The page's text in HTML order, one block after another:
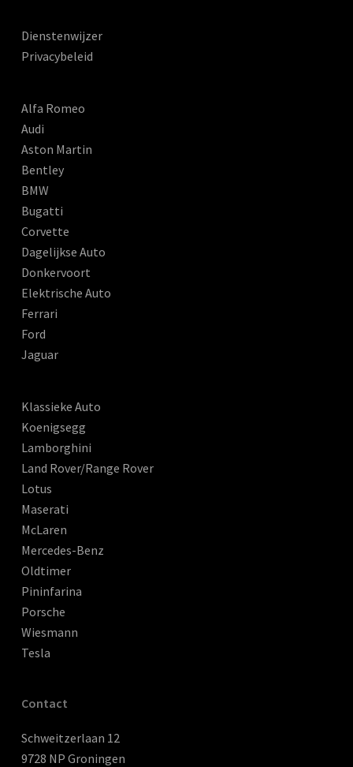
Dienstenwijzer
Privacybeleid
Alfa Romeo
Audi
Aston Martin
Bentley
BMW
Bugatti
Corvette
Dagelijkse Auto
Donkervoort
Elektrische Auto
Ferrari
Ford
Jaguar
Klassieke Auto
Koenigsegg
Lamborghini
Land Rover/Range Rover
Lotus
Maserati
McLaren
Mercedes-Benz
Oldtimer
Pininfarina
Porsche
Wiesmann
Tesla
Contact
Schweitzerlaan 12
9728 NP Groningen